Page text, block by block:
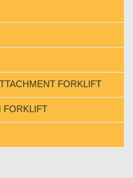
FORKLIFT
FORKLIFT